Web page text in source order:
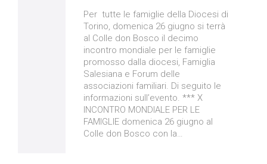
Per tutte le famiglie della Diocesi di
Torino, domenica 26 giugno si terrà
al Colle don Bosco il decimo
incontro mondiale per le famiglie
promosso dalla diocesi, Famiglia
Salesiana e Forum delle
associazioni familiari. Di seguito le
informazioni sull’evento. *** X
INCONTRO MONDIALE PER LE
FAMIGLIE domenica 26 giugno al
Colle don Bosco con la…